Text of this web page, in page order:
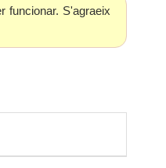
funcionar. S'agraeix